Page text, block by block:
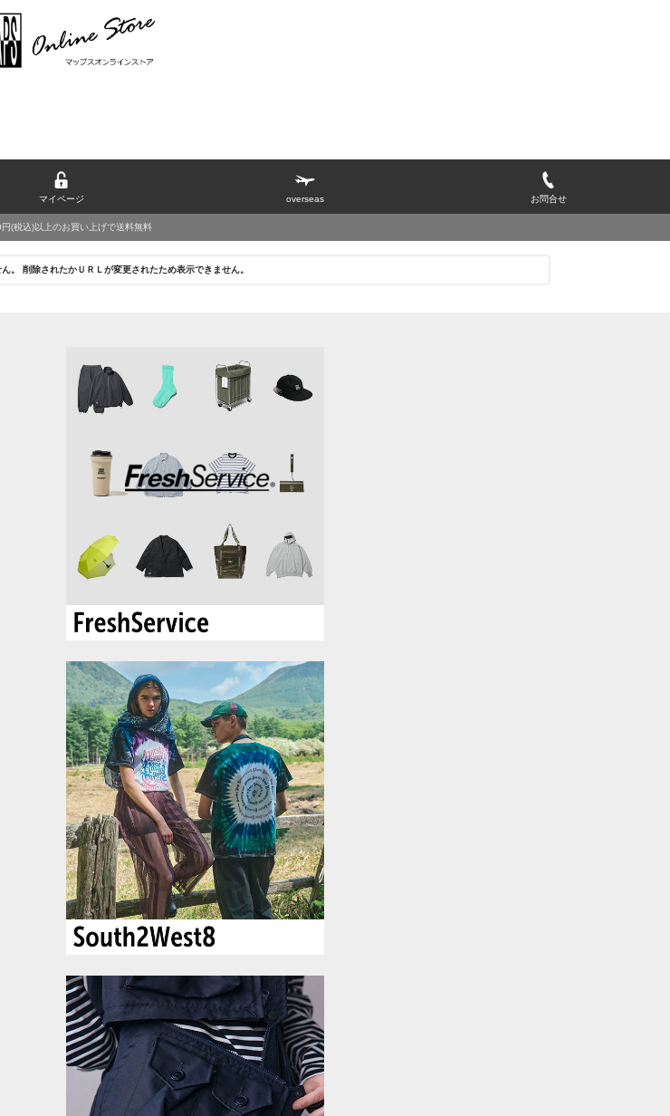
マイページ overseas お問合せ
(税込)以上のお買い上げで送料無料
。 削除されたかＵＲＬが変更されたため表示できません。